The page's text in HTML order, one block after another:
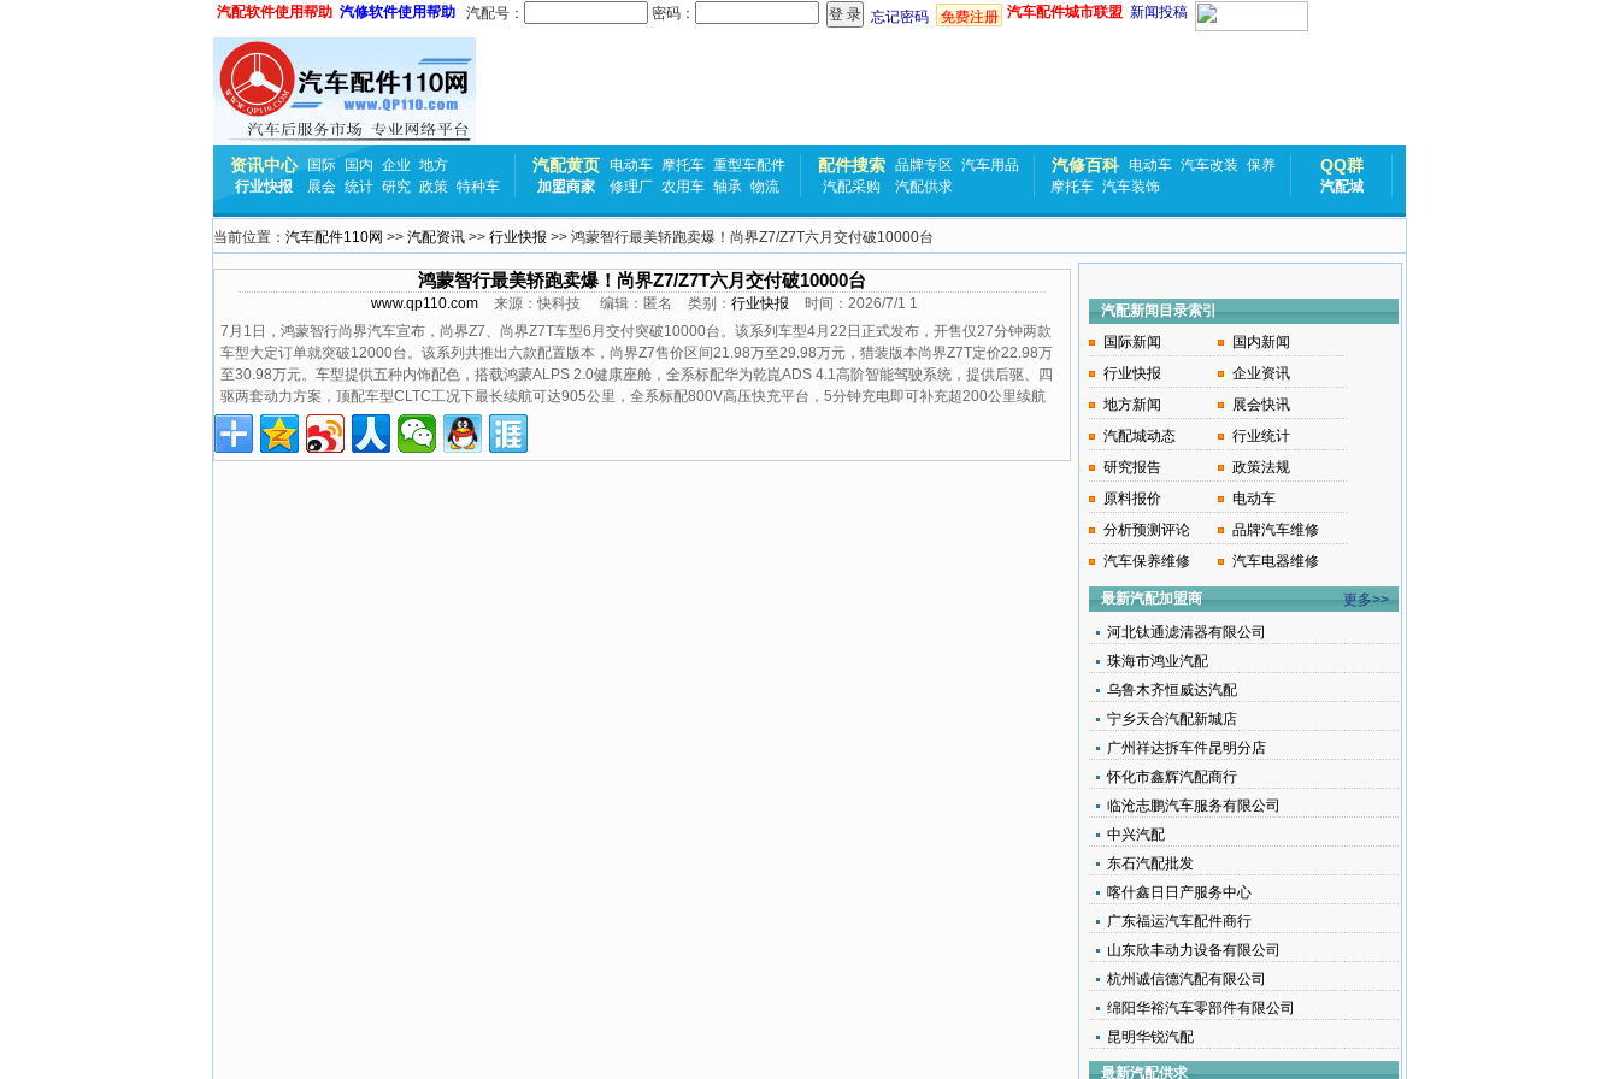
汽配软件使用帮助 汽修软件使用帮助 汽配号： 密码： 忘记密码 免费注册 汽车配件城市联盟 新闻投稿
资讯中心 国际 国内 企业 地方
行业快报
展会 统计 研究 政策 特种车
汽配黄页 电动车 摩托车 重型车配件
加盟商家
修理厂 农用车 轴承 物流
配件搜索 品牌专区 汽车用品
汽配采购
汽配供求
汽修百科 电动车 汽车改装 保养
摩托车 汽车装饰
QQ群
汽配城
当前位置： 汽车配件110网 >> 汽配资讯 >> 行业快报 >> 鸿蒙智行最美轿跑卖爆！尚界Z7/Z7T六月交付破10000台
鸿蒙智行最美轿跑卖爆！尚界Z7/Z7T六月交付破10000台
www.qp110.com 来源：快科技 编辑： 匿名 类别： 行业快报 时间： 2026/7/1 1
7月1日，鸿蒙智行尚界汽车宣布，尚界Z7、尚界Z7T车型6月交付突破10000台。该系列车型4月22日正式发布，开售仅27分钟两款
车型大定订单就突破12000台。该系列共推出六款配置版本，尚界Z7售价区间21.98万至29.98万元，猎装版本尚界Z7T定价22.98万
至30.98万元。车型提供五种内饰配色，搭载鸿蒙ALPS 2.0健康座舱，全系标配华为乾崑ADS 4.1高阶智能驾驶系统，提供后驱、四
驱两套动力方案，顶配车型CLTC工况下最长续航可达905公里，全系标配800V高压快充平台，5分钟充电即可补充超200公里续航
汽配新闻目录索引
国际新闻
国内新闻
行业快报
企业资讯
地方新闻
展会快讯
汽配城动态
行业统计
研究报告
政策法规
原料报价
电动车
分析预测评论
品牌汽车维修
汽车保养维修
汽车电器维修
最新汽配加盟商
更多>>
河北钛通滤清器有限公司
珠海市鸿业汽配
乌鲁木齐恒威达汽配
宁乡天合汽配新城店
广州祥达拆车件昆明分店
怀化市鑫辉汽配商行
临沧志鹏汽车服务有限公司
中兴汽配
东石汽配批发
喀什鑫日日产服务中心
广东福运汽车配件商行
山东欣丰动力设备有限公司
杭州诚信德汽配有限公司
绵阳华裕汽车零部件有限公司
昆明华锐汽配
最新汽配供求